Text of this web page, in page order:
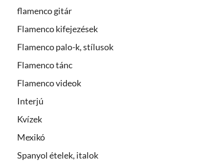
flamenco gitár
Flamenco kifejezések
Flamenco palo-k, stílusok
Flamenco tánc
Flamenco videok
Interjú
Kvízek
Mexikó
Spanyol ételek, italok